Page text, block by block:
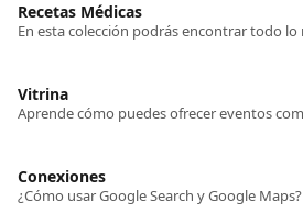
Recetas Médicas
Vitrina
Conexiones
¿Cómo usar Google Search y Google Maps?